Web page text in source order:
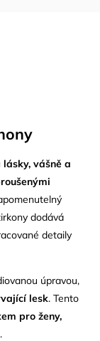
lásky, vášně a
dodává
detaily
úpravou,
lesk. Tento
pro ženy,
.